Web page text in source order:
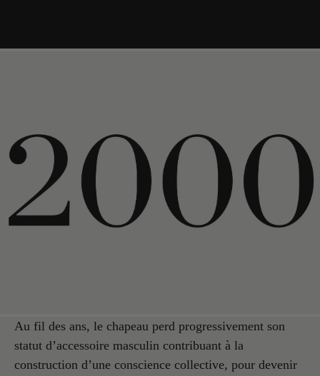
Au fil des ans, le chapeau perd progressivement son
statut d’accessoire masculin contribuant à la
construction d’une conscience collective, pour devenir